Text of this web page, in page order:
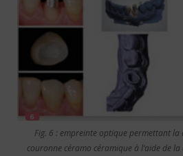
Fig. 6 : empreinte optique permettant la
couronne céramo céramique à l’aide de